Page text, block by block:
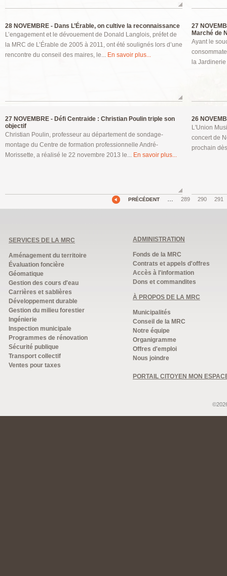
28 NOVEMBRE - Dans L’Érable, on cultive la reconnaissance
L’engagement et le dévouement de Donald Langlois, préfet de
la MRC de L’Érable de 2005 à 2011, ont été soulignés lors d’une
rencontre du conseil des maires, le... En savoir plus...
27
Marché de
Ayant le
la
27 NOVEMBRE - Défi Centraide : Christian Poulin triple son
objectif
Christian Poulin, professeur au département de sondage-
montage du Centre de formation professionnelle André-
Morissette, a réalisé le 22 novembre 2013 le... En savoir plus...
26
L'Union
concert de
prochain
PRÉCÉDENT … 289 290 291
SERVICES DE LA MRC
Aménagement du territoire
Évaluation foncière
Géomatique
Gestion des cours d'eau
Carrières et sablières
Développement durable
Gestion du milieu forestier
Ingénierie
Inspection municipale
Programmes de rénovation
Sécurité publique
Transport collectif
Ventes pour taxes
ADMINISTRATION
Fonds de la MRC
Contrats et appels d'offres
Accès à l'information
Dons et commandites
À PROPOS DE LA MRC
Municipalités
Conseil de la MRC
Notre équipe
Organigramme
Offres d'emploi
Nous joindre
PORTAIL CITOYEN MON